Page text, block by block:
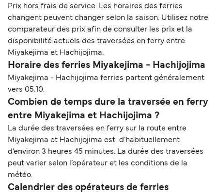
Prix hors frais de service. Les horaires des ferries
changent peuvent changer selon la saison. Utilisez notre
comparateur des prix afin de consulter les prix et la
disponibilité actuels des traversées en ferry entre
Miyakejima et Hachijojima.
Horaire des ferries Miyakejima - Hachijojima
Miyakejima - Hachijojima ferries partent généralement
vers 05:10.
Combien de temps dure la traversée en ferry
entre Miyakejima et Hachijojima ?
La durée des traversées en ferry sur la route entre
Miyakejima et Hachijojima est d’habituellement
d’environ 3 heures 45 minutes. La durée des traversées
peut varier selon l’opérateur et les conditions de la
météo.
Calendrier des opérateurs de ferries